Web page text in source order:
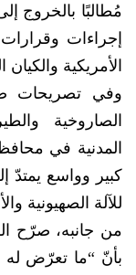
مُطالبًا بالخروج
إجراءات
الأمريكية
وفي تصريحات
الصاروخية
المدنية في
كبير وواسع
للآلة الصهيونية
من جانبه، صرّح
بأنّ “ما تعرّض له